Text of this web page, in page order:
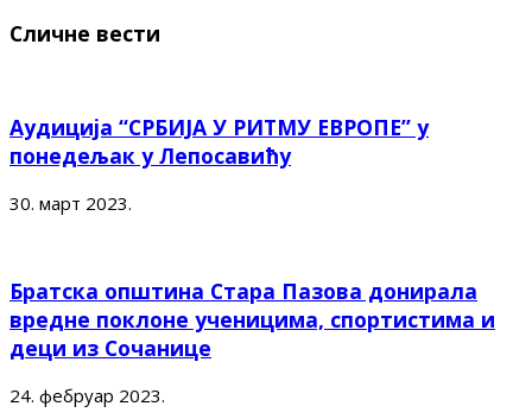
Сличне вести
Аудиција “СРБИЈА У РИТМУ ЕВРОПЕ” у
понедељак у Лепосавићу
30. март 2023.
Братска општина Стара Пазова донирала
вредне поклоне ученицима, спортистима и
деци из Сочанице
24. фебруар 2023.